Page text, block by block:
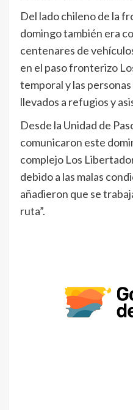
Del lado chileno de la
domingo también era
centenares de
en el paso fronterizo
temporal y las
llevados a refugios y
Desde la Unidad de
comunicaron este
complejo Los
debido a las malas
añadieron que se
ruta”.